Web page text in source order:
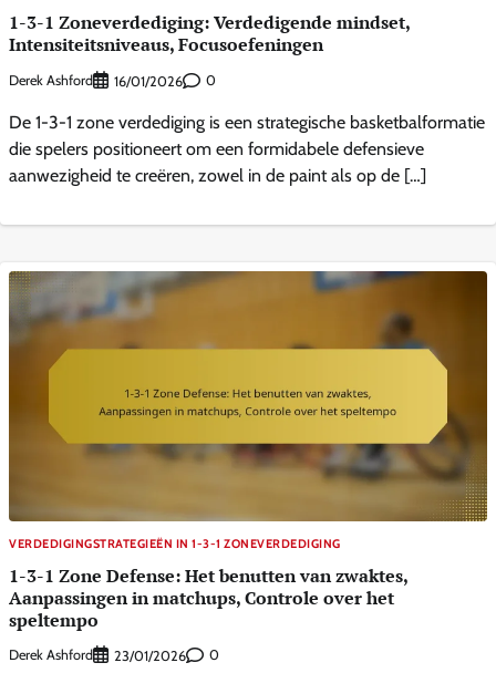
1-3-1 Zoneverdediging: Verdedigende mindset,
Intensiteitsniveaus, Focusoefeningen
Derek Ashford 16/01/2026 0
De 1-3-1 zone verdediging is een strategische basketbalformatie
die spelers positioneert om een formidabele defensieve
aanwezigheid te creëren, zowel in de paint als op de […]
VERDEDIGINGSTRATEGIEËN IN 1-3-1 ZONEVERDEDIGING
1-3-1 Zone Defense: Het benutten van zwaktes,
Aanpassingen in matchups, Controle over het
speltempo
Derek Ashford 23/01/2026 0